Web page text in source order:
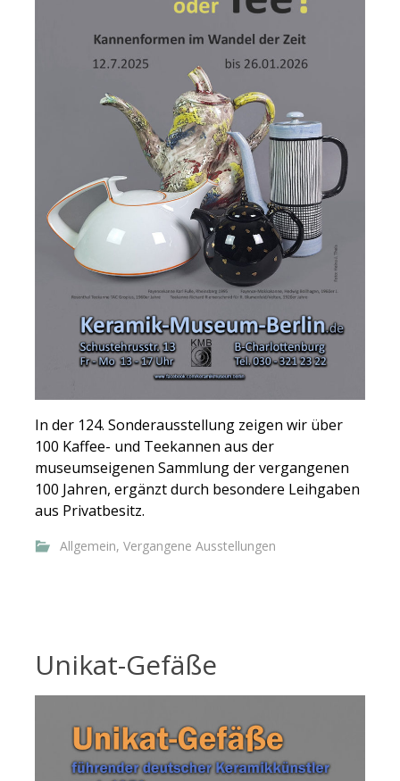
In der 124. Sonderausstellung zeigen wir über
100 Kaffee- und Teekannen aus der
museumseigenen Sammlung der vergangenen
100 Jahren, ergänzt durch besondere Leihgaben
aus Privatbesitz.
Allgemein, Vergangene Ausstellungen
Unikat-Gefäße